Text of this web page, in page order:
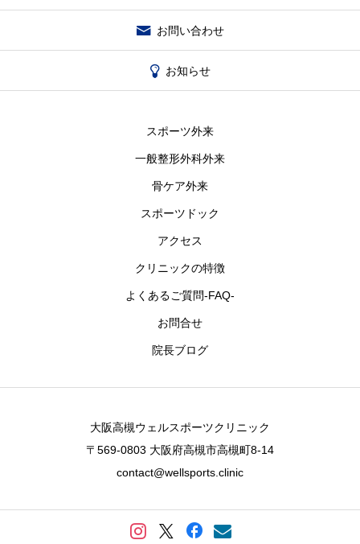
お問い合わせ
お知らせ
スポーツ外来
一般整形外科外来
骨ケア外来
スポーツドック
アクセス
クリニックの特徴
よくあるご質問-FAQ-
お問合せ
院長ブログ
大阪高槻ウェルスポーツクリニック
〒569-0803 大阪府高槻市高槻町8-14
contact@wellsports.clinic